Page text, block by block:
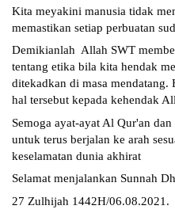
Kita meyakini manusia tidak
memastikan setiap perbuatan
Demikianlah  Allah SWT
tentang etika bila kita hendak
ditekadkan di masa
hal tersebut kepada kehendak
Semoga ayat-ayat Al Qur'an
untuk terus berjalan ke arah
keselamatan dunia akhirat
Selamat menjalankan Sunnah
27 Zulhijah 1442H/06.08.2021.